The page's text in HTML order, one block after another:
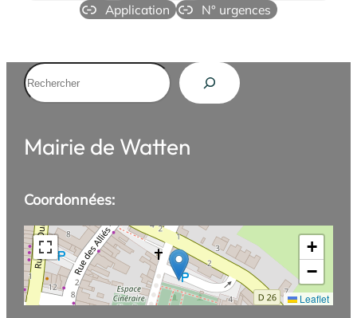
Application
N° urgences
Rechercher
Mairie de Watten
Coordonnées:
+
−
Leaflet